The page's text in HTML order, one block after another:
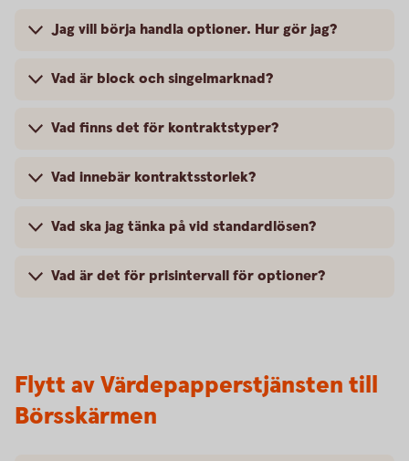
Jag vill börja handla optioner. Hur gör jag?
Vad är block och singelmarknad?
Vad finns det för kontraktstyper?
Vad innebär kontraktsstorlek?
Vad ska jag tänka på vid standardlösen?
Vad är det för prisintervall för optioner?
Flytt av Värdepapperstjänsten till
Börsskärmen